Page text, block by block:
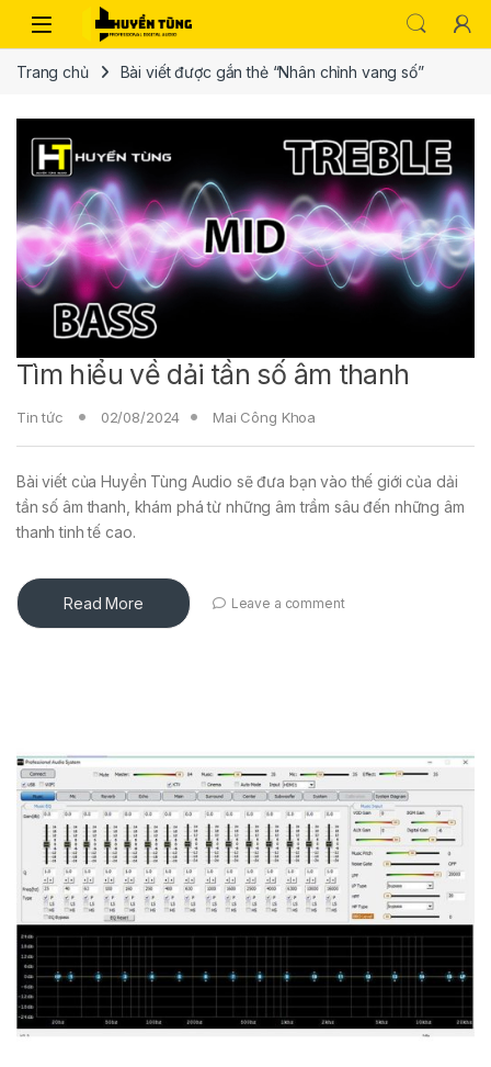
Trang chủ Bài viết được gắn thẻ “Nhân chỉnh vang số”
Tìm hiểu về dải tần số âm thanh
Tin tức 02/08/2024 Mai Công Khoa
Bài viết của Huyền Tùng Audio sẽ đưa bạn vào thế giới của dải
tần số âm thanh, khám phá từ những âm trầm sâu đến những âm
thanh tinh tế cao.
Read More Leave a comment